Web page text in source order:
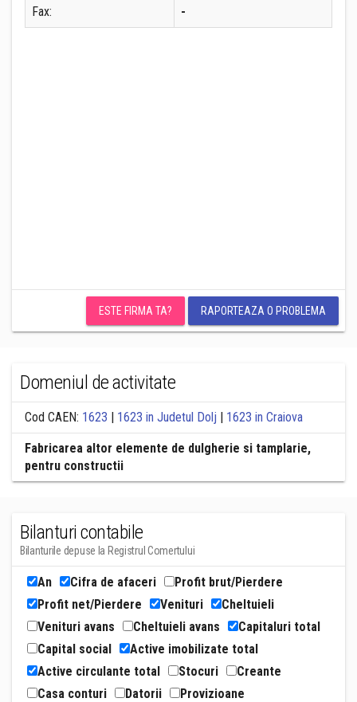
Fax: -
ESTE FIRMA TA? RAPORTEAZA O PROBLEMA
Domeniul de activitate
Cod CAEN: 1623 | 1623 in Judetul Dolj | 1623 in Craiova
Fabricarea altor elemente de dulgherie si tamplarie,
pentru constructii
Bilanturi contabile
Bilanturile depuse la Registrul Comertului
An Cifra de afaceri
Profit brut/Pierdere
Profit net/Pierdere
Venituri
Cheltuieli
Venituri avans
Cheltuieli avans
Capitaluri total
Capital social
Active imobilizate total
Active circulante total
Stocuri
Creante
Casa conturi
Datorii
Provizioane